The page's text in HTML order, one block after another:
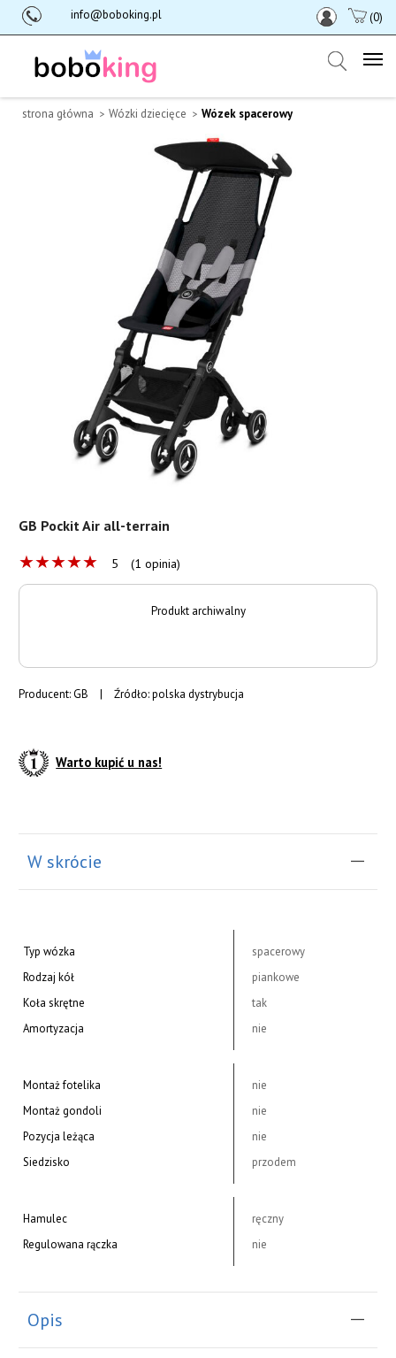
info@boboking.pl (0)
strona główna Wózki dziecięce Wózek spacerowy
GB Pockit Air all-terrain
★★★★★ 5 (1 opinia)
Producent:GB | Źródło: polska dystrybucja
Warto kupić u nas!
Produkt archiwalny
W skrócie
Typ wózka
spacerowy
Rodzaj kół
piankowe
Koła skrętne
tak
Amortyzacja
nie
Montaż fotelika
nie
Montaż gondoli
nie
Pozycja leżąca
nie
Siedzisko
przodem
Hamulec
ręczny
Regulowana rączka
nie
Opis